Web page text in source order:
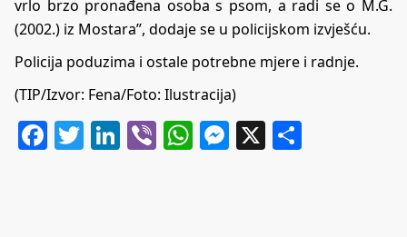
vrlo brzo pronađena osoba s psom, a radi se o M.G.
(2002.) iz Mostara”, dodaje se u policijskom izvješću.
Policija poduzima i ostale potrebne mjere i radnje.
(TIP/Izvor: Fena/Foto: Ilustracija)
Facebook
Twitter
LinkedIn
ViberWhatsApp
Messenger
X